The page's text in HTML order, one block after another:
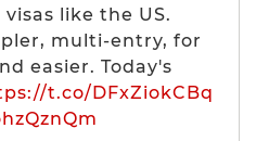
like the US.
multi-entry, for
easier. Today's
t.co/DFxZiokCBq